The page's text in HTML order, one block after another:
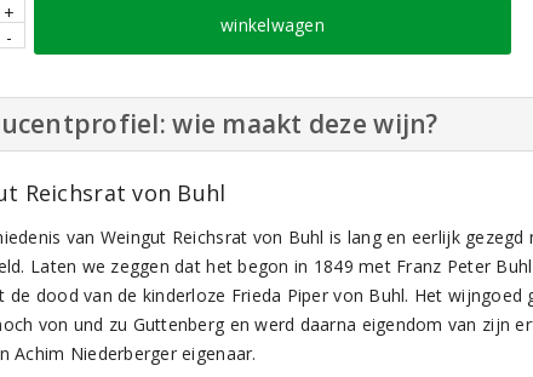
+
-
winkelwagen
wie maakt deze wijn?
Reichsrat von Buhl
van Weingut Reichsrat von Buhl is lang en eerlijk gezegd
Laten we zeggen dat het begon in 1849 met Franz Peter
de dood van de kinderloze Frieda Piper von Buhl. Het wijngoed
von und zu Guttenberg en werd daarna eigendom van zijn
Achim Niederberger eigenaar.